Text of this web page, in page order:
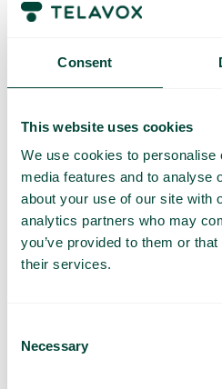
Consent
This website uses cookies
We use cookies to
media features and to analyse
about your use of our site with
analytics partners who may
you’ve provided to them or
their services.
Selection
Necessary
Gestion des tickets
efficace.
Gestion des tickets
Offrez à vos clients un
WhatsApp – rapide, simple